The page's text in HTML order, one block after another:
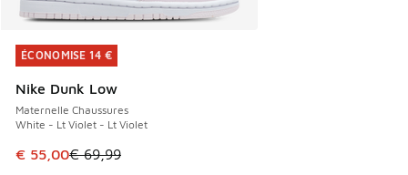
ÉCONOMISE 14 €
Nike Dunk Low
Maternelle Chaussures
White - Lt Violet - Lt Violet
Cet article est en promotion. Prix en baisse de € 69,99 à
€ 55,00€ 69,99
ÉCONOMISE 14 €